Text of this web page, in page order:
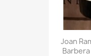
Joan
Barbera